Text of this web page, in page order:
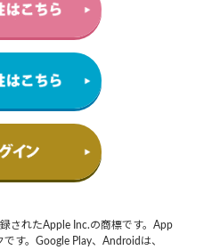
されたApple Inc.の商標です。App
す。Google Play、Androidは、